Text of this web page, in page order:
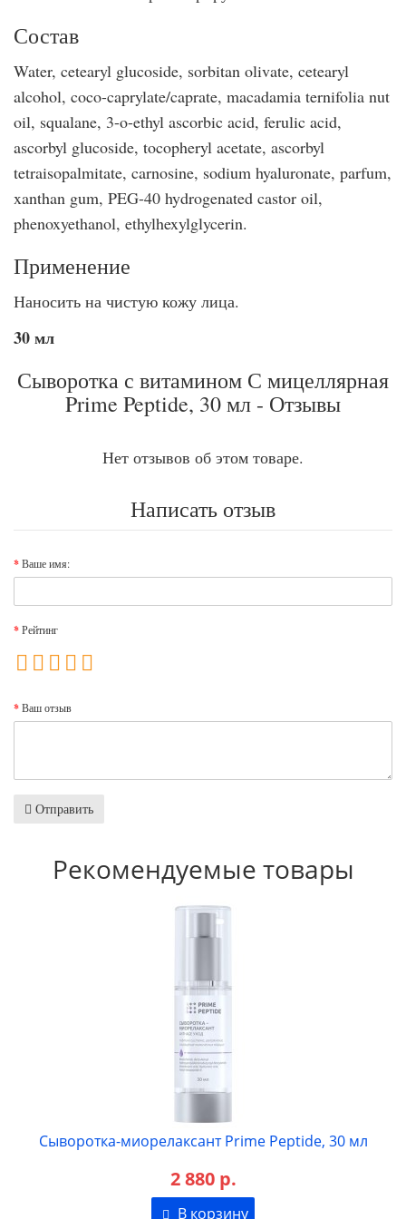
Состав
Water, cetearyl glucoside, sorbitan olivate, cetearyl
alcohol, coco-caprylate/caprate, macadamia ternifolia nut
oil, squalane, 3-o-ethyl ascorbic acid, ferulic acid,
ascorbyl glucoside, tocopheryl acetate, ascorbyl
tetraisopalmitate, carnosine, sodium hyaluronate, parfum,
xanthan gum, PEG-40 hydrogenated castor oil,
phenoxyethanol, ethylhexylglycerin.
Применение
Наносить на чистую кожу лица.
30 мл
Сыворотка с витамином С мицеллярная
Prime Peptide, 30 мл - Отзывы
Нет отзывов об этом товаре.
Написать отзыв
Ваше имя:
Рейтинг
Ваш отзыв
Отправить
Рекомендуемые товары
Peptide, 30 мл
Сыворотка пептидная с